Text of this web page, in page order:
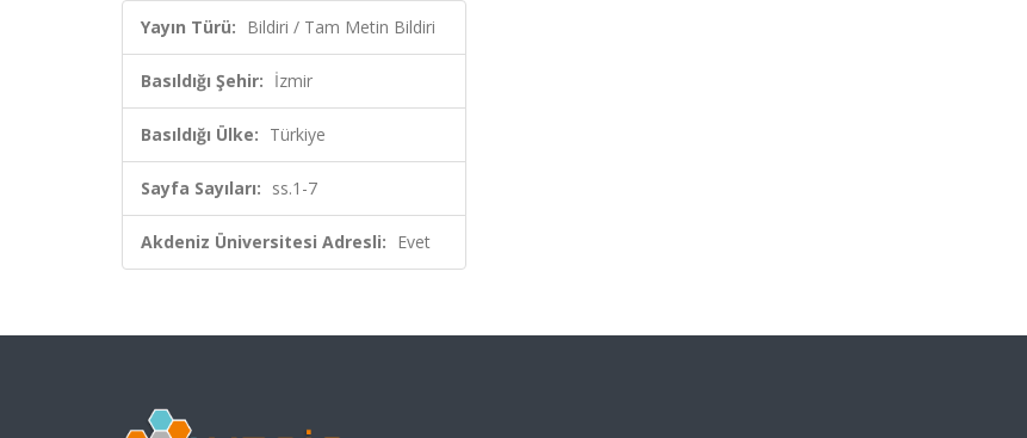
Yayın Türü: Bildiri / Tam Metin Bildiri
Basıldığı Şehir: İzmir
Basıldığı Ülke: Türkiye
Sayfa Sayıları: ss.1-7
Akdeniz Üniversitesi Adresli: Evet